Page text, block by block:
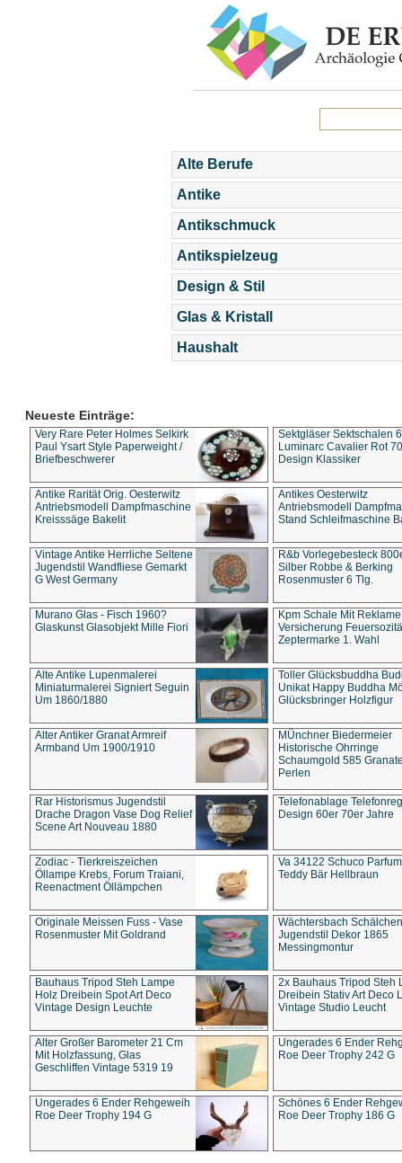
Alte Berufe
Antike
Antikschmuck
Antikspielzeug
Design & Stil
Glas & Kristall
Haushalt
Neueste Einträge:
Very Rare Peter Holmes Selkirk
Paul Ysart Style Paperweight /
Briefbeschwerer
Sektgläser Sektschalen
Luminarc Cavalier Rot
Design Klassiker
Antike Rarität Orig. Oesterwitz
Antriebsmodell Dampfmaschine
Kreisssäge Bakelit
Antikes Oesterwitz
Antriebsmodell
Stand Schleifmaschine
Vintage Antike Herrliche Seltene
Jugendstil Wandfliese Gemarkt
G West Germany
R&b Vorlegebesteck
Silber Robbe & Berking
Rosenmuster 6 Tlg.
Murano Glas - Fisch 1960?
Glaskunst Glasobjekt Mille Fiori
Kpm Schale Mit Reklame
Versicherung
Zeptermarke 1. Wahl
Alte Antike Lupenmalerei
Miniaturmalerei Signiert Seguin
Um 1860/1880
Toller Glücksbuddha
Unikat Happy Buddha
Glücksbringer Holzfigur
Alter Antiker Granat Armreif
Armband Um 1900/1910
MÜnchner Biedermeier
Historische Ohrringe
Schaumgold 585
Perlen
Rar Historismus Jugendstil
Drache Dragon Vase Dog Relief
Scene Art Nouveau 1880
Telefonablage
Design 60er 70er Jahre
Zodiac - Tierkreiszeichen
Öllampe Krebs, Forum Traiani,
Reenactment Öllämpchen
Va 34122 Schuco
Teddy Bär Hellbraun
Originale Meissen Fuss - Vase
Rosenmuster Mit Goldrand
Wächtersbach Schälchen
Jugendstil Dekor 1865
Messingmontur
Bauhaus Tripod Steh Lampe
Holz Dreibein Spot Art Deco
Vintage Design Leuchte
2x Bauhaus Tripod Steh
Dreibein Stativ Art Deco
Vintage Studio Leucht
Alter Großer Barometer 21 Cm
Mit Holzfassung, Glas
Geschliffen Vintage 5319 19
Ungerades 6 Ender
Roe Deer Trophy 242 G
Ungerades 6 Ender Rehgeweih
Roe Deer Trophy 194 G
Schönes 6 Ender
Roe Deer Trophy 186 G